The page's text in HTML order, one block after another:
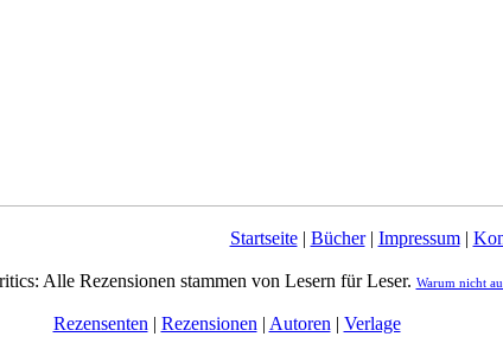
Startseite| Bücher| Impressum|
Alle Rezensionen stammen von Lesern für Leser. Warum nicht
Rezensenten | Rezensionen | Autoren | Verlage